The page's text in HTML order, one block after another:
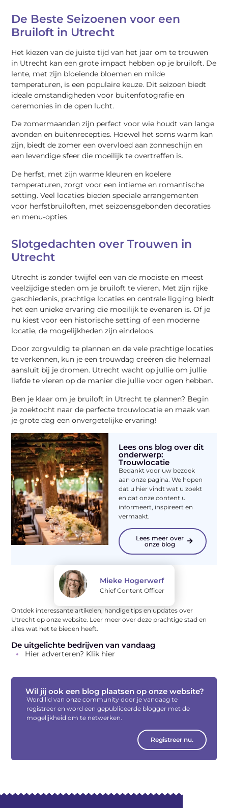
De Beste Seizoenen voor een
Bruiloft in Utrecht
Het kiezen van de juiste tijd van het jaar om te trouwen
in Utrecht kan een grote impact hebben op je bruiloft. De
lente, met zijn bloeiende bloemen en milde
temperaturen, is een populaire keuze. Dit seizoen biedt
ideale omstandigheden voor buitenfotografie en
ceremonies in de open lucht.
De zomermaanden zijn perfect voor wie houdt van lange
avonden en buitenrecepties. Hoewel het soms warm kan
zijn, biedt de zomer een overvloed aan zonneschijn en
een levendige sfeer die moeilijk te overtreffen is.
De herfst, met zijn warme kleuren en koelere
temperaturen, zorgt voor een intieme en romantische
setting. Veel locaties bieden speciale arrangementen
voor herfstbruiloften, met seizoensgebonden decoraties
en menu-opties.
Slotgedachten over Trouwen in
Utrecht
Utrecht is zonder twijfel een van de mooiste en meest
veelzijdige steden om je bruiloft te vieren. Met zijn rijke
geschiedenis, prachtige locaties en centrale ligging biedt
het een unieke ervaring die moeilijk te evenaren is. Of je
nu kiest voor een historische setting of een moderne
locatie, de mogelijkheden zijn eindeloos.
Door zorgvuldig te plannen en de vele prachtige locaties
te verkennen, kun je een trouwdag creëren die helemaal
aansluit bij je dromen. Utrecht wacht op jullie om jullie
liefde te vieren op de manier die jullie voor ogen hebben.
Ben je klaar om je bruiloft in Utrecht te plannen? Begin
je zoektocht naar de perfecte trouwlocatie en maak van
je grote dag een onvergetelijke ervaring!
Lees ons blog over dit
onderwerp:
Trouwlocatie
Bedankt voor uw bezoek
aan onze pagina. We hopen
dat u hier vindt wat u zoekt
en dat onze content u
informeert, inspireert en
vermaakt.
Lees meer over
onze blog
Mieke Hogerwerf
Chief Content Officer
Ontdek interessante artikelen, handige tips en updates over
Utrecht op onze website. Leer meer over deze prachtige stad en
alles wat het te bieden heeft.
De uitgelichte bedrijven van vandaag
Hier adverteren? Klik hier
Wil jij ook een blog plaatsen op onze website?
Word lid van onze community door je vandaag te
registreer en word een gepubliceerde blogger met de
mogelijkheid om te netwerken.
Registreer nu.